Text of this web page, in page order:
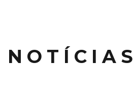
NOTÍCIAS